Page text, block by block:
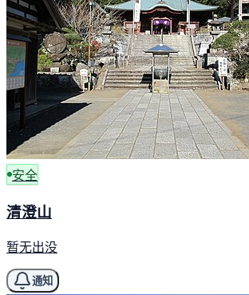
安全
清澄山
暂无出没
通知